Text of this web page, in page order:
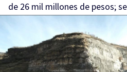
de 26 mil millones de pesos;